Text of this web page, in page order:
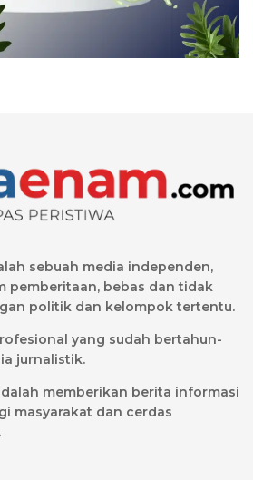
sebuah media independen,
pemberitaan, bebas dan tidak
politik dan kelompok tertentu.
yang sudah bertahun-
jurnalistik.
memberikan berita informasi
masyarakat dan cerdas